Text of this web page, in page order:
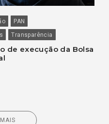
PAN
Transparência
de execução da Bolsa